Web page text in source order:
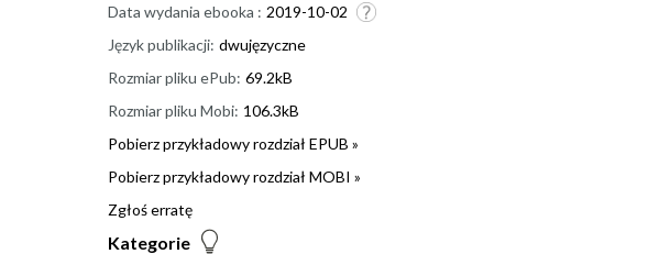
Data wydania ebooka : 2019-10-02
Język publikacji: dwujęzyczne
Rozmiar pliku ePub: 69.2kB
Rozmiar pliku Mobi: 106.3kB
Pobierz przykładowy rozdział EPUB »
Pobierz przykładowy rozdział MOBI »
Zgłoś erratę
Kategorie